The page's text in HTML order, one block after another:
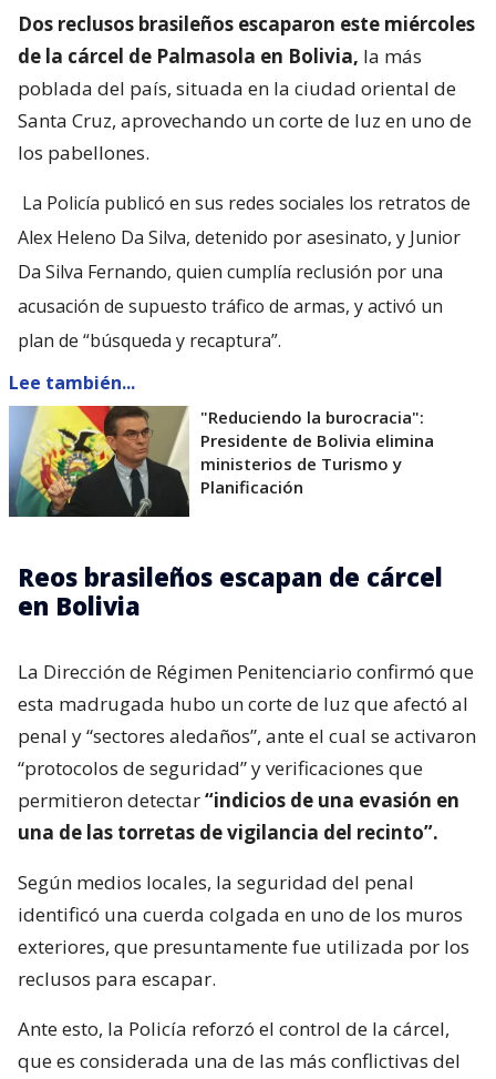
Dos reclusos brasileños escaparon este miércoles
de la cárcel de Palmasola en Bolivia, la más
poblada del país, situada en la ciudad oriental de
Santa Cruz, aprovechando un corte de luz en uno de
los pabellones.
La Policía publicó en sus redes sociales los retratos de
Alex Heleno Da Silva, detenido por asesinato, y Junior
Da Silva Fernando, quien cumplía reclusión por una
acusación de supuesto tráfico de armas, y activó un
plan de “búsqueda y recaptura”.
Lee también...
"Reduciendo la burocracia":
Presidente de Bolivia elimina
ministerios de Turismo y
Planificación
Reos brasileños escapan de cárcel
en Bolivia
La Dirección de Régimen Penitenciario confirmó que
esta madrugada hubo un corte de luz que afectó al
penal y “sectores aledaños”, ante el cual se activaron
“protocolos de seguridad” y verificaciones que
permitieron detectar“indicios de una evasión en
una de las torretas de vigilancia del recinto”.
Según medios locales, la seguridad del penal
identificó una cuerda colgada en uno de los muros
exteriores, que presuntamente fue utilizada por los
reclusos para escapar.
Ante esto, la Policía reforzó el control de la cárcel,
que es considerada una de las más conflictivas del